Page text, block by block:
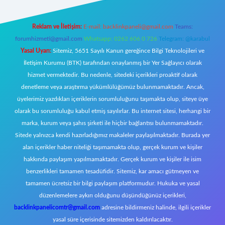
Reklam ve İletişim: E-mail: backlinkpaneli@gmail.com Teams:
forumhizmeti@gmail.com Whatsapp: 0262 606 0 726 Telegram: @karabul
Yasal Uyarı: Sitemiz, 5651 Sayılı Kanun gereğince Bilgi Teknolojileri ve
İletişim Kurumu (BTK) tarafından onaylanmış bir Yer Sağlayıcı olarak
hizmet vermektedir. Bu nedenle, sitedeki içerikleri proaktif olarak
denetleme veya araştırma yükümlülüğümüz bulunmamaktadır. Ancak,
üyelerimiz yazdıkları içeriklerin sorumluluğunu taşımakta olup, siteye üye
olarak bu sorumluluğu kabul etmiş sayılırlar. Bu internet sitesi, herhangi bir
marka, kurum veya şahıs şirketi ile hiçbir bağlantısı bulunmamaktadır.
Sitede yalnızca kendi hazırladığımız makaleler paylaşılmaktadır. Burada yer
alan içerikler haber niteliği taşımamakta olup, gerçek kurum ve kişiler
hakkında paylaşım yapılmamaktadır. Gerçek kurum ve kişiler ile isim
benzerlikleri tamamen tesadüfidir. Sitemiz, kar amacı gütmeyen ve
tamamen ücretsiz bir bilgi paylaşım platformudur. Hukuka ve yasal
düzenlemelere aykırı olduğunu düşündüğünüz içerikleri,
backlinkpanelicomtr@gmail.com adresine bildirmeniz halinde, ilgili içerikler
yasal süre içerisinde sitemizden kaldırılacaktır.